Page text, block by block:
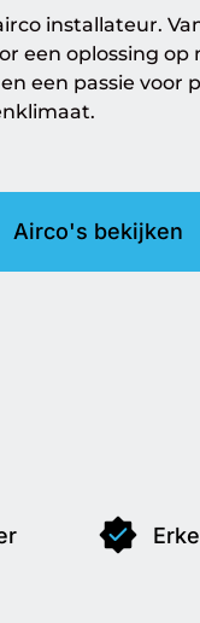
installateur.
een oplossing op
een passie voor
Airco's bekijken